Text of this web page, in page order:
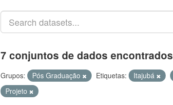
7 conjuntos de dados encontrados
Grupos: Pós Graduação Etiquetas: Itajubá
Projeto